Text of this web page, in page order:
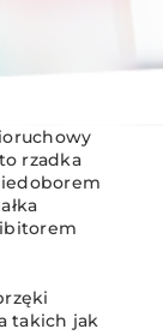
rzadka
takich jak